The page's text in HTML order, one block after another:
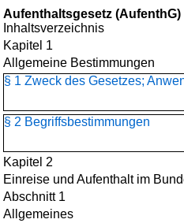
Aufenthaltsgesetz (AufenthG)
Inhaltsverzeichnis
Kapitel 1
Allgemeine Bestimmungen
§ 1 Zweck des Gesetzes;
§ 2 Begriffsbestimmungen
Kapitel 2
Einreise und Aufenthalt im
Abschnitt 1
Allgemeines